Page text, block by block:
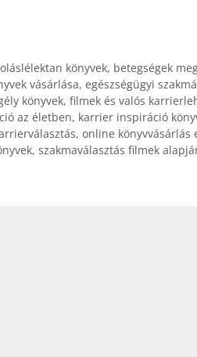
könyvek, betegségek
vásárlása, egészségügyi
könyvek, filmek és valós
az életben, karrier inspiráció
, online könyvvásárlás
, szakmaválasztás filmek